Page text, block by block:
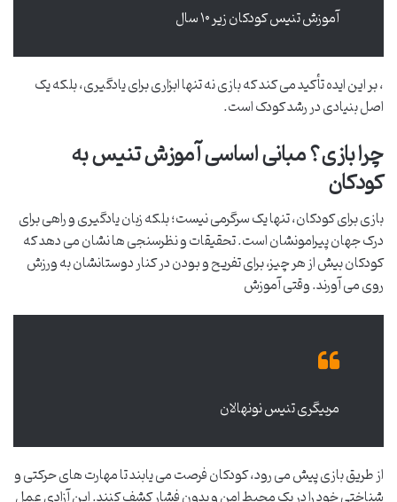
آموزش تنیس کودکان زیر ۱۰ سال
، بر این ایده تأکید می کند که بازی نه تنها ابزاری برای یادگیری، بلکه یک
اصل بنیادی در رشد کودک است.
چرا بازی؟ مبانی اساسی آموزش تنیس به
کودکان
بازی برای کودکان، تنها یک سرگرمی نیست؛ بلکه زبان یادگیری و راهی برای
درک جهان پیرامونشان است. تحقیقات و نظرسنجی ها نشان می دهد که
کودکان بیش از هر چیز، برای تفریح و بودن در کنار دوستانشان به ورزش
روی می آورند. وقتی آموزش
مربیگری تنیس نونهالان
از طریق بازی پیش می رود، کودکان فرصت می یابند تا مهارت های حرکتی و